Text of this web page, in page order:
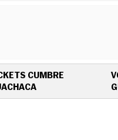
CUMBRE
OPENS IN NEW